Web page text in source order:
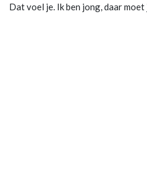
Dat voel je. Ik ben jong, daar moet